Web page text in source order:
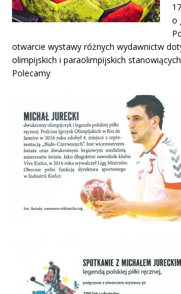
o
otwarcie wystawy różnych wydawnictw
olimpijskich i paraolimpijskich
Polecamy